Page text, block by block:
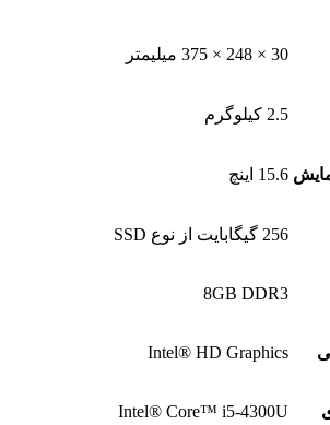
30 × 248 × 375 میلیمتر
2.5 کیلوگرم
15.6 اینچ
256 گیگابایت از نوع SSD
8GB DDR3
Intel® HD Graphics
Intel® Core™ i5-4300U